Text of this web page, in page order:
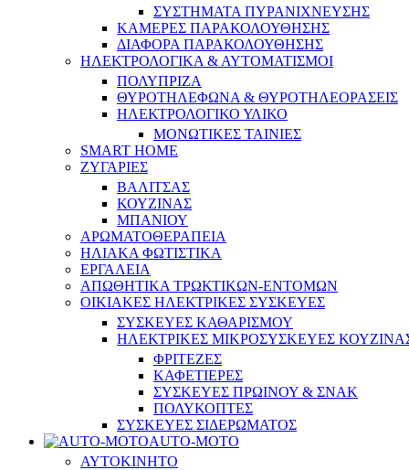
ΣΥΣΤΗΜΑΤΑ ΠΥΡΑΝΙΧΝΕΥΣΗΣ
ΚΑΜΕΡΕΣ ΠΑΡΑΚΟΛΟΥΘΗΣΗΣ
ΔΙΑΦΟΡΑ ΠΑΡΑΚΟΛΟΥΘΗΣΗΣ
ΗΛΕΚΤΡΟΛΟΓΙΚΑ & ΑΥΤΟΜΑΤΙΣΜΟΙ
ΠΟΛΥΠΡΙΖΑ
ΘΥΡΟΤΗΛΕΦΩΝΑ & ΘΥΡΟΤΗΛΕΟΡΑΣΕΙΣ
ΗΛΕΚΤΡΟΛΟΓΙΚΟ ΥΛΙΚΟ
ΜΟΝΩΤΙΚΕΣ ΤΑΙΝΙΕΣ
SMART HOME
ΖΥΓΑΡΙΕΣ
ΒΑΛΙΤΣΑΣ
ΚΟΥΖΙΝΑΣ
ΜΠΑΝΙΟΥ
ΑΡΩΜΑΤΟΘΕΡΑΠΕΙΑ
ΗΛΙΑΚΑ ΦΩΤΙΣΤΙΚΑ
ΕΡΓΑΛΕΙΑ
ΑΠΩΘΗΤΙΚΑ ΤΡΩΚΤΙΚΩΝ-ΕΝΤΟΜΩΝ
ΟΙΚΙΑΚΕΣ ΗΛΕΚΤΡΙΚΕΣ ΣΥΣΚΕΥΕΣ
ΣΥΣΚΕΥΕΣ ΚΑΘΑΡΙΣΜΟΥ
ΗΛΕΚΤΡΙΚΕΣ ΜΙΚΡΟΣΥΣΚΕΥΕΣ
ΦΡΙΤΕΖΕΣ
ΚΑΦΕΤΙΕΡΕΣ
ΣΥΣΚΕΥΕΣ ΠΡΩΙΝΟΥ & ΣΝΑΚ
ΠΟΛΥΚΟΠΤΕΣ
ΣΥΣΚΕΥΕΣ ΣΙΔΕΡΩΜΑΤΟΣ
AUTO-MOTO
ΑΥΤΟΚΙΝΗΤΟ